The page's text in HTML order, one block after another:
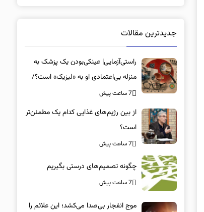
جدیدترین مقالات
راستی‌آزمایی| عینکی‌بودن یک پزشک به
منزله بی‌اعتمادی او به «لیزیک» است؟/
جراحان، چشم فرزندان خود را لیزیک
می‌کنند؟
7 ساعت پیش
از بین رژیم‌های غذایی کدام یک مطمئن‌تر
است؟‌
7 ساعت پیش
چگونه تصمیم‌های درستی بگیریم
7 ساعت پیش
موج انفجار بی‌صدا می‌کشد؛ این علائم را